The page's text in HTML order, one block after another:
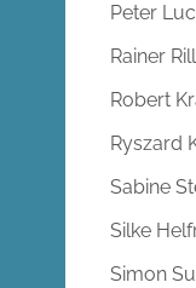
Peter
Rainer
Robert
Ryszard
Sabine
Silke
Simon